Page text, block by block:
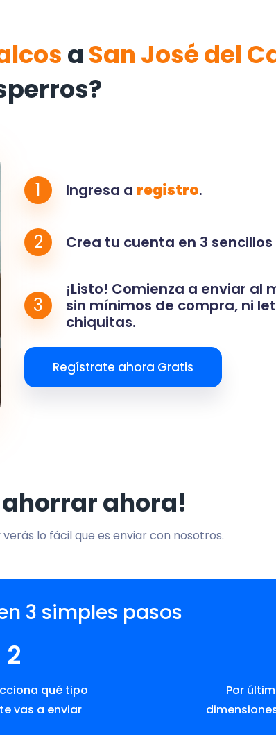
a San José del
1 Ingresa a registro.
2 Crea tu cuenta en 3 sencillos
3
¡Listo! Comienza a enviar al
sin mínimos de compra, ni
chiquitas.
Regístrate ahora Gratis
ahorrar ahora!
lo fácil que es enviar con nosotros.
3 simples pasos
2
qué tipo
vas a enviar
Por